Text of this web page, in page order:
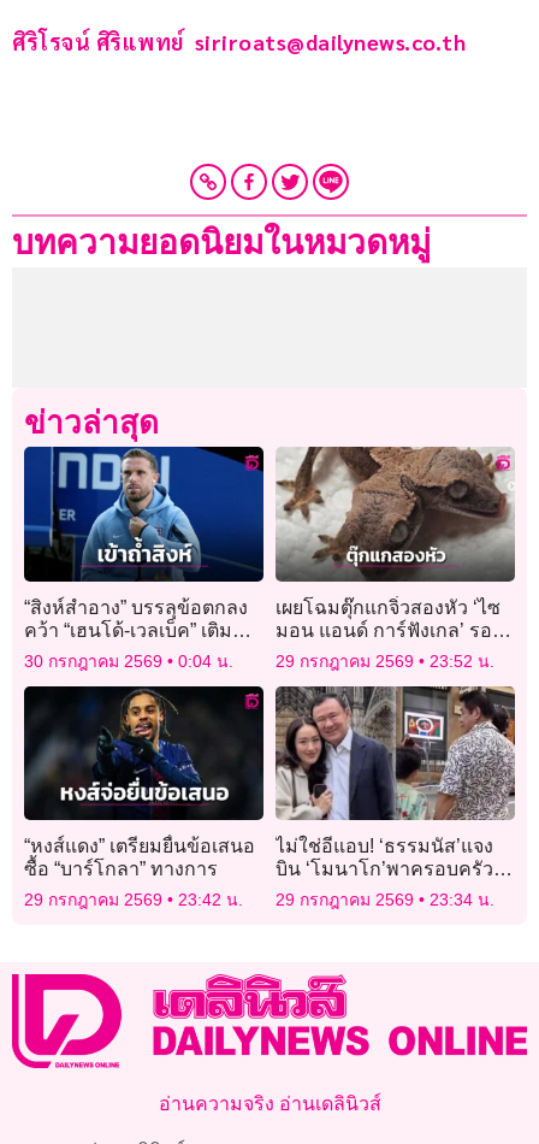
ศิริโรจน์ ศิริแพทย์ siriroats@dailynews.co.th
บทความยอดนิยมในหมวดหมู่
ข่าวล่าสุด
“สิงห์สำอาง” บรรลุข้อตกลง
คว้า “เฮนโด้-เวลเบ็ค” เติม
ความเก๋า
30 กรกฎาคม 2569 0:04 น.
เผยโฉมตุ๊กแกจิ๋วสองหัว ‘ไซ
มอน แอนด์ การ์ฟังเกล’ รอด
ชีวิตครบ 1 เดือน
29 กรกฎาคม 2569 23:52 น.
“หงส์แดง” เตรียมยื่นข้อเสนอ
ซื้อ “บาร์โกลา” ทางการ
29 กรกฎาคม 2569 23:42 น.
ไม่ใช่อีแอบ! ‘ธรรมนัส’แจง
บิน ‘โมนาโก’พาครอบครัว
พักผ่อน ปัดพบ ‘ทักษิณ #ไม่มี
ปฏิญญาMonaco
29 กรกฎาคม 2569 23:34 น.
อ่านความจริง อ่านเดลินิวส์